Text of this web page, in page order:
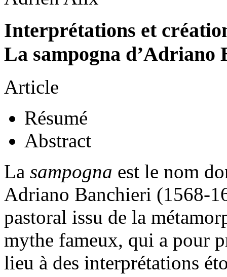
Interprétations et
La sampogna d’Adriano
Article
Résumé
Abstract
La sampogna est le nom
Adriano Banchieri (1568-
pastoral issu de la
mythe fameux, qui a pour
lieu à des interprétations